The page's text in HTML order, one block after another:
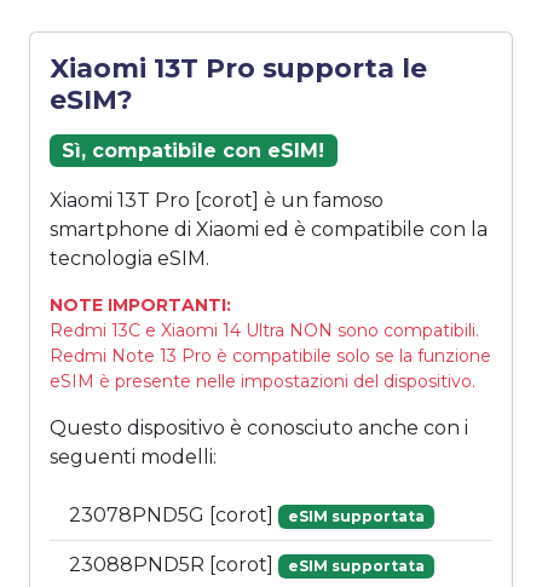
Xiaomi 13T Pro supporta le
eSIM?
Sì, compatibile con eSIM!
Xiaomi 13T Pro [corot] è un famoso
smartphone di Xiaomi ed è compatibile con la
tecnologia eSIM.
NOTE IMPORTANTI:
Redmi 13C e Xiaomi 14 Ultra NON sono compatibili.
Redmi Note 13 Pro è compatibile solo se la funzione
eSIM è presente nelle impostazioni del dispositivo.
Questo dispositivo è conosciuto anche con i
seguenti modelli:
23078PND5G [corot] eSIM supportata
23088PND5R [corot] eSIM supportata